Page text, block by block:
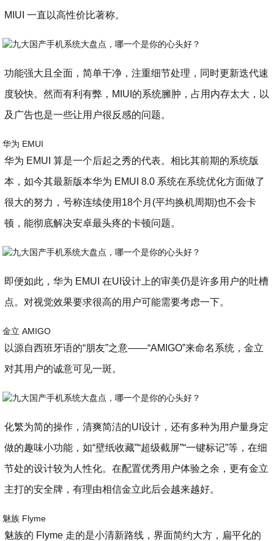
MIUI 一直以高性价比著称。
功能强大且全面，简单干净，注重细节处理，同时更新迭代速
度较快。然而有利有弊，MIUI的系统臃肿，占用内存太大，以
及广告也是一些让用户很反感的问题。
华为 EMUI
华为 EMUI 算是一个后起之秀的代表。相比其前期的系统版
本，如今其最新版本华为 EMUI 8.0 系统在系统优化方面做了
很大的努力，号称连续使用18个月(平均换机周期)也不会卡
顿，能彻底解决安卓最头疼的卡顿问题。
即便如此，华为 EMUI 在UI设计上的审美仍是许多用户的吐槽
点。对视觉效果要求很高的用户可能需要考虑一下。
金立 AMIGO
以源自西班牙语的“朋友”之意——“AMIGO”来命名系统，金立
对其用户的诚意可见一斑。
化繁为简的操作，清爽简洁的UI设计，还有多种为用户量身定
做的趣味小功能，如“壁纸收藏”“超级截屏”“一键标记”等，在细
节处的设计较为人性化。在配置优秀用户体验之余，更有金立
主打的安全牌，有理由相信金立此后会越来越好。
魅族 Flyme
魅族的 Flyme 走的是小清新路线，界面简约大方，扁平化的